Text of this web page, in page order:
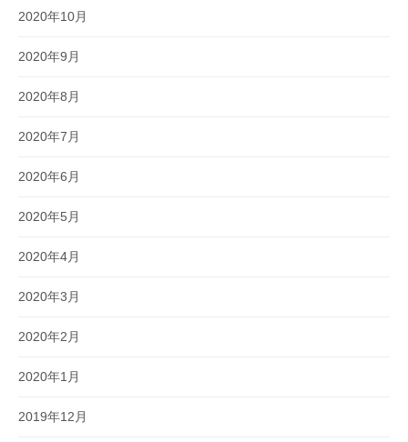
2020年10月
2020年9月
2020年8月
2020年7月
2020年6月
2020年5月
2020年4月
2020年3月
2020年2月
2020年1月
2019年12月